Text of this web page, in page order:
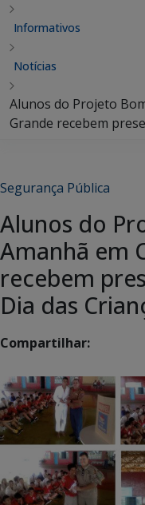
Informativos
Notícias
Alunos do Projeto
Grande recebem
Segurança Pública
Alunos do
Amanhã em
recebem
Dia das
Compartilhar: